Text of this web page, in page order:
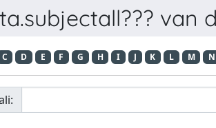
van
C D E F G H I J K L M N